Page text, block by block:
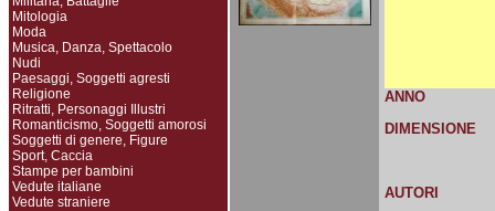
Mitologia
Moda
Musica, Danza, Spettacolo
Nudi
Paesaggi, Soggetti agresti
Religione
Ritratti, Personaggi Illustri
Romanticismo, Soggetti amorosi
Soggetti di genere, Figure
Sport, Caccia
Stampe per bambini
Vedute italiane
Vedute straniere
ANNO
DIMENSIONE
AUTORI